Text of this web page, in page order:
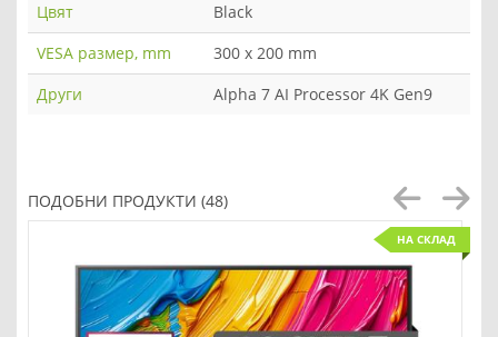
Цвят
Black
VESA размер, mm
300 x 200 mm
Други
Alpha 7 AI Processor 4K Gen9
ПОДОБНИ ПРОДУКТИ (48)
НА СКЛАД